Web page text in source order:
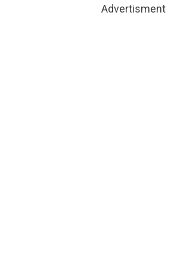
Advertisment